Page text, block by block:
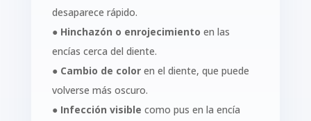
desaparece rápido.
● Hinchazón o enrojecimiento en las
encías cerca del diente.
● Cambio de coloren el diente, que puede
volverse más oscuro.
● Infección visible como pus en la encía